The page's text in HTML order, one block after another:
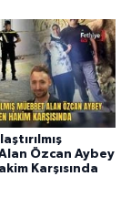
Özcan Aybey
Karşısında